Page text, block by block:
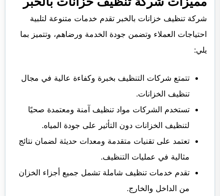
شركة تنظيف خزانات بالخبر تقدم خدمات متنوعة لتلبية
احتياجات العملاء وتضمن جودة الخدمة ورضاهم، وتتميز بما
يلي:
تتمتع شركات التنظيف بخبرة وكفاءة عالية في مجال
تنظيف الخزانات.
تستخدم الشركات مواد تنظيف آمنة ومعتمدة صحيًا
لتنظيف الخزانات دون التأثير على جودة المياه.
تعتمد على تقنيات متقدمة ومعدات حديثة لضمان نتائج
مثالية في عمليات التنظيف.
تقدم خدمات تنظيف شاملة تشمل جميع أجزاء الخزان
من الداخل والخارج.